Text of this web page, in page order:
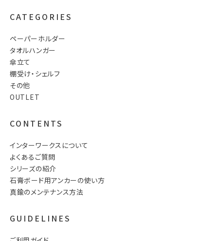
CATEGORIES
ペーパーホルダー
タオルハンガー
傘立て
棚受け・シェルフ
その他
OUTLET
CONTENTS
インターワークスについて
よくあるご質問
シリーズの紹介
石膏ボード用アンカーの使い方
真鍮のメンテナンス方法
GUIDELINES